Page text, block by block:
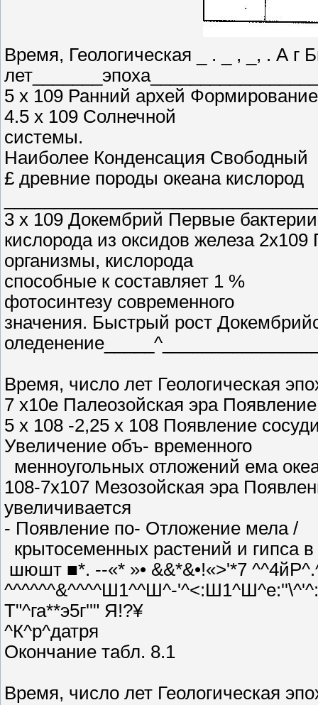
Время, Геологическая _ . _ , _, . А
5 х 109 Ранний архей Формирование
4.5 х 109 Солнечной
системы.
Наиболее Конденсация Свободный
£ древние породы океана кислород
3 х 109 Докембрий Первые
кислорода из оксидов железа
организмы, кислорода
способные к составляет 1 %
фотосинтезу современного
значения. Быстрый рост
Время, число лет Геологическая
7 x10е Палеозойская эра
5 х 108 -2,25 х 108 Появление
Увеличение объ- временного
менноугольных отложений ема
108-7х107 Мезозойская эра
увеличивается
- Появление по- Отложение мела /
крытосеменных растений и гипса
шюшт ■*. --«* »• &&*&•!«>'*7
^^^^^^&^^^^Ш1^^Ш^-
Т"^га**э5г''" Я!?¥
^К^р^датря
Окончание табл. 8.1
Время, число лет Геологическая